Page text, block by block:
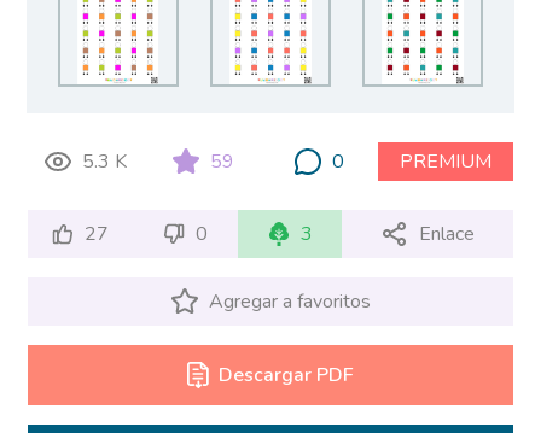
5.3 K 59 0 PREMIUM
27 0 3 Enlace
Agregar a favoritos
Descargar PDF